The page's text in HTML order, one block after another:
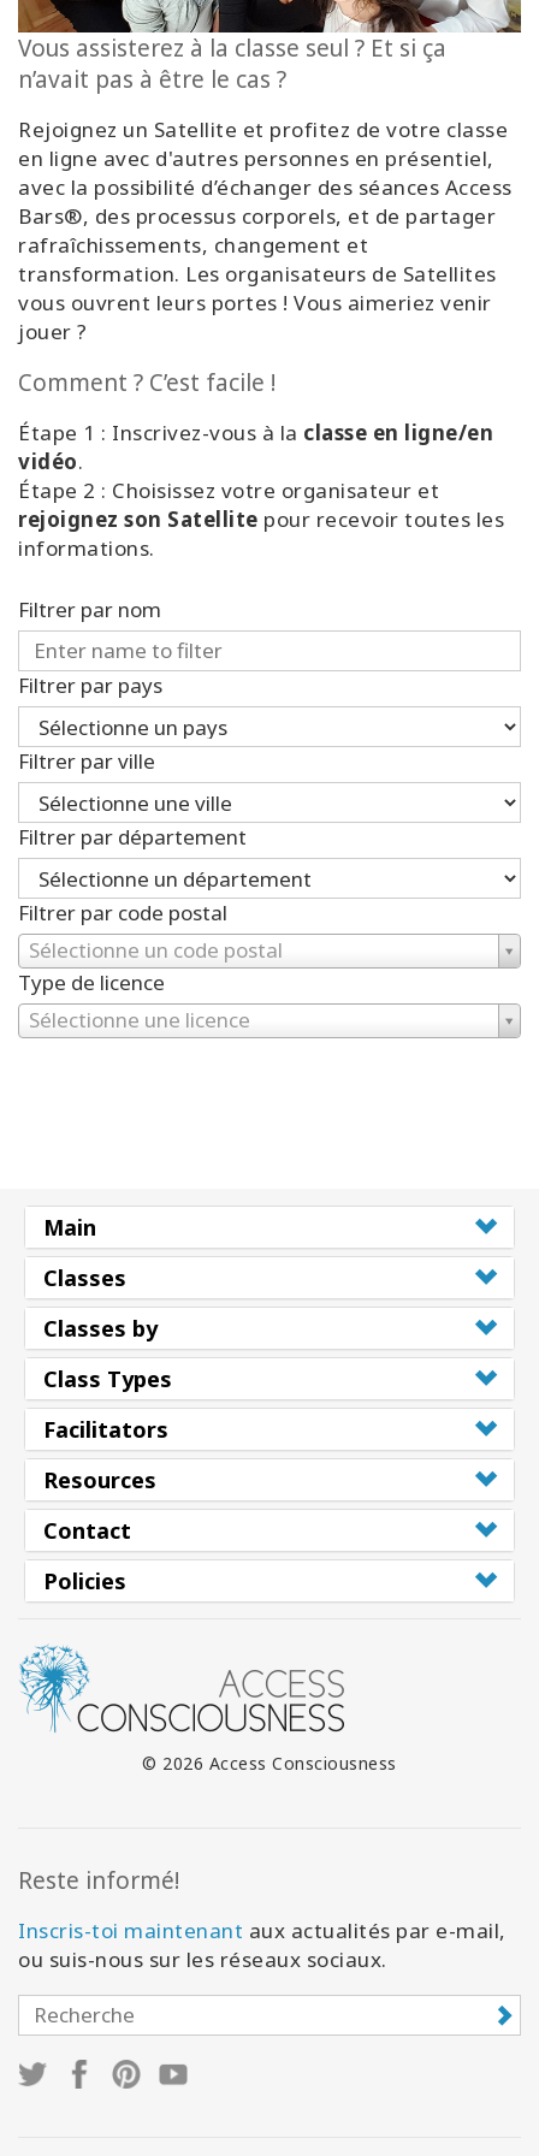
Classes
Facilitateurs
Shop
More
Actualités
CONTACT
RECHERCHE
Vous assisterez à la classe seul ? Et si ça
n’avait pas à être le cas ?
Rejoignez un Satellite et profitez de votre classe
en ligne avec d'autres personnes en présentiel,
avec la possibilité d’échanger des séances Access
Bars®, des processus corporels, et de partager
rafraîchissements, changement et
transformation. Les organisateurs de Satellites
vous ouvrent leurs portes ! Vous aimeriez venir
jouer ?
Comment ? C’est facile !
Étape 1 : Inscrivez-vous à la classe en ligne/en
vidéo.
Étape 2 : Choisissez votre organisateur et
rejoignez son Satellite pour recevoir toutes les
informations.
Filtrer par nom
Filtrer par pays
Filtrer par ville
Filtrer par département
Filtrer par code postal
Sélectionne un code postal
Type de licence
Sélectionne une licence
Main
Classes
Classes by
Class Types
Facilitators
Resources
Contact
Policies
© 2026 Access Consciousness
Reste informé!
Inscris-toi maintenant aux actualités par e-mail,
ou suis-nous sur les réseaux sociaux.